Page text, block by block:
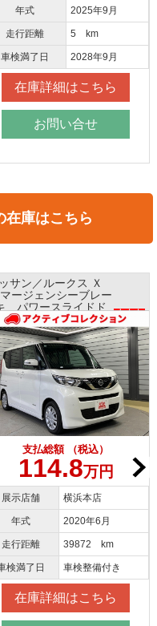
年式 2025年9月
走行距離 5 km
車検満了日 2028年9月
在庫詳細はこちら
お問い合せ
在庫はこちら
サン／ルークス Ｘ
ージェンシーブレー
パワースライドド
ナビ アラウンドビ
ーモニター ETC
レンタアップ
中古車
支払総額 （税込）
114.8万円
展示店舗 横浜本店
年式 2020年6月
走行距離 39872 km
検満了日 車検整備付き
在庫詳細はこちら